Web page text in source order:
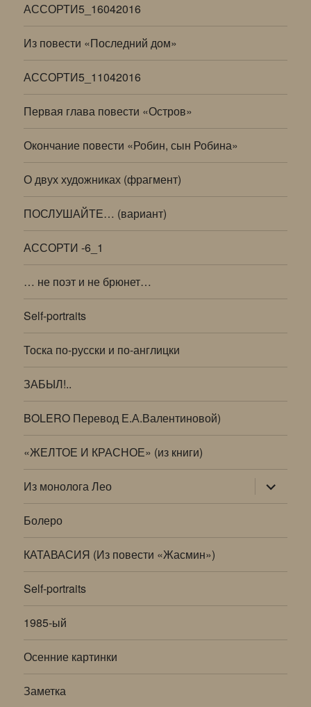
АССОРТИ5_16042016
Из повести «Последний дом»
АССОРТИ5_11042016
Первая глава повести «Остров»
Окончание повести «Робин, сын Робина»
О двух художниках (фрагмент)
ПОСЛУШАЙТЕ… (вариант)
АССОРТИ -6_1
… не поэт и не брюнет…
Self-portraits
Тоска по-русски и по-англицки
ЗАБЫЛ!..
BOLERO Перевод Е.А.Валентиновой)
«ЖЕЛТОЕ И КРАСНОЕ» (из книги)
Из монолога Лео раскрыть
дочернее
меню
Болеро
КАТАВАСИЯ (Из повести «Жасмин»)
Self-portraits
1985-ый
Осенние картинки
Заметка